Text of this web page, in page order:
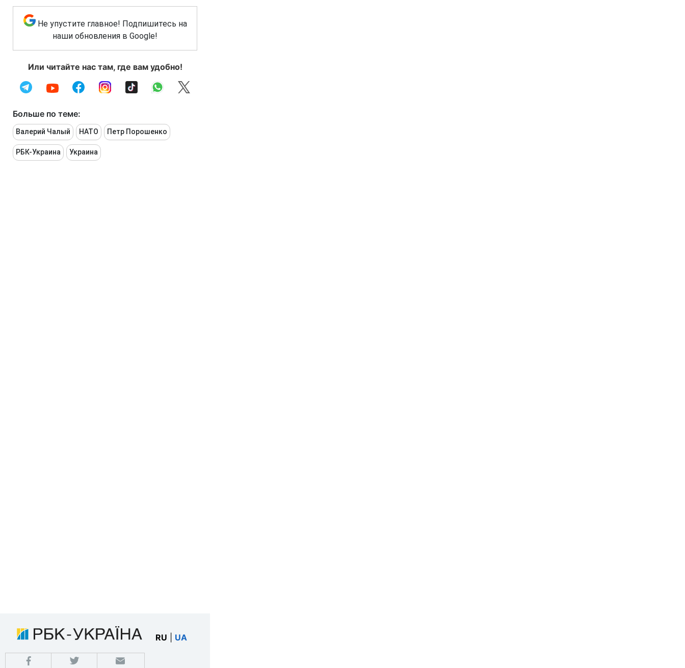
Не упустите главное! Подпишитесь на
наши обновления в Google!
Или читайте нас там, где вам удобно!
Больше по теме:
Валерий Чалый НАТО Петр Порошенко
РБК-Украина Украина
RU UA